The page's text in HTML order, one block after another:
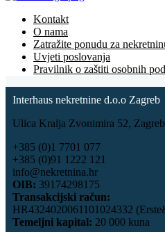
Kontakt
O nama
Zatražite ponudu za
Uvjeti poslovanja
Pravilnik o zaštiti osobnih
Interhaus nekretnine d.o.o Zagreb
Ulica Kralja Zvonimira 52, Zagreb
+385 (0)1 7701 077
+385 (0)91 1222 121
info@nekretnina.hr
OIB: 39174298175
Transakcijski račun:
HR4324020061101024332
Temeljni kapital: 20 000 kuna